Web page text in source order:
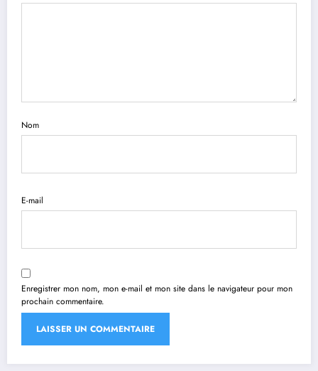
Nom
E-mail
Enregistrer mon nom, mon e-mail et mon site dans le navigateur pour mon
prochain commentaire.